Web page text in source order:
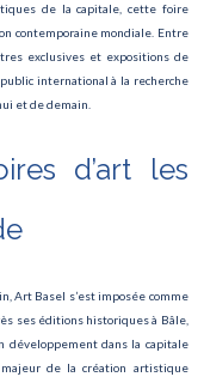
de la capitale, cette foire
contemporaine mondiale. Entre
exclusives et expositions de
international à la recherche
et de demain.
d’art les
Art Basel s’est imposée comme
ses éditions historiques à Bâle,
développement dans la capitale
de la création artistique